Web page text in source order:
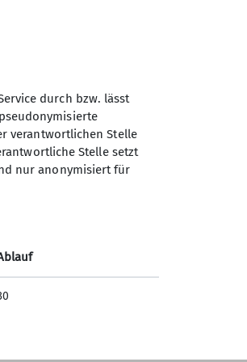
durch bzw. lässt
verantwortlichen Stelle
Stelle setzt
nur anonymisiert für